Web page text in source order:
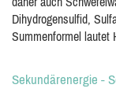
Dihydrogensulfid,
Summenformel lautet
Sekundärenergie -